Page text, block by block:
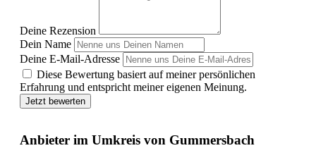
Deine Rezension
Dein Name
Deine E-Mail-Adresse
Diese Bewertung basiert auf meiner persönlichen
Erfahrung und entspricht meiner eigenen Meinung.
Jetzt bewerten
Anbieter im Umkreis von Gummersbach